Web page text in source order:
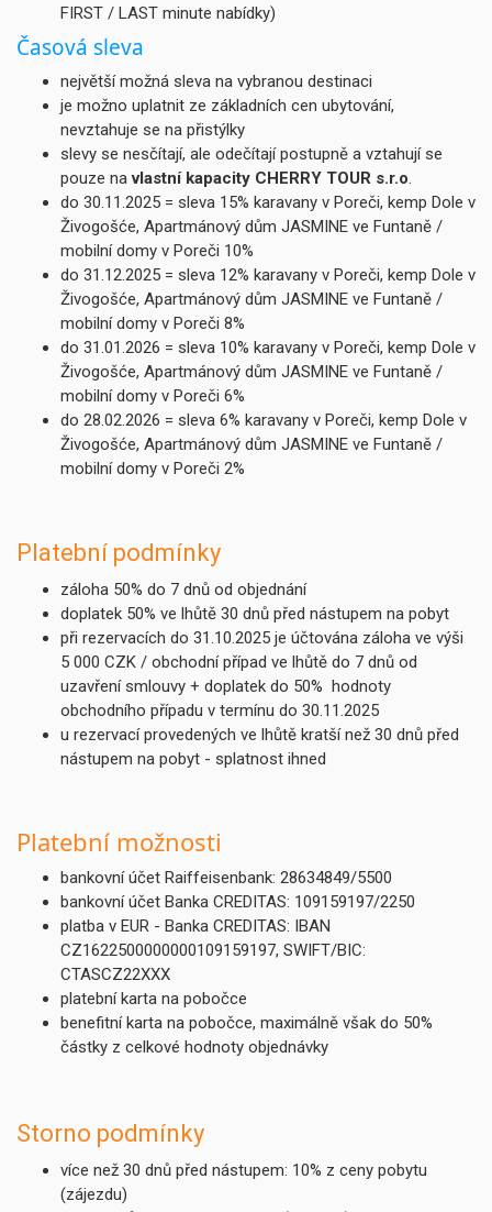
FIRST / LAST minute nabídky)
Časová sleva
největší možná sleva na vybranou destinaci
je možno uplatnit ze základních cen ubytování,
nevztahuje se na přistýlky
slevy se nesčítají, ale odečítají postupně a vztahují se
pouze navlastní kapacity CHERRY TOUR s.r.o.
do 30.11.2025 = sleva 15% karavany v Poreči, kemp Dole v
Živogošće, Apartmánový dům JASMINE ve Funtaně /
mobilní domy v Poreči 10%
do 31.12.2025 = sleva 12% karavany v Poreči, kemp Dole v
Živogošće, Apartmánový dům JASMINE ve Funtaně /
mobilní domy v Poreči 8%
do 31.01.2026 = sleva 10% karavany v Poreči, kemp Dole v
Živogošće, Apartmánový dům JASMINE ve Funtaně /
mobilní domy v Poreči 6%
do 28.02.2026 = sleva 6% karavany v Poreči, kemp Dole v
Živogošće, Apartmánový dům JASMINE ve Funtaně /
mobilní domy v Poreči 2%
Platební podmínky
záloha 50% do 7 dnů od objednání
doplatek 50% ve lhůtě 30 dnů před nástupem na pobyt
při rezervacích do 31.10.2025 je účtována záloha ve výši
5 000 CZK / obchodní případ ve lhůtě do 7 dnů od
uzavření smlouvy + doplatek do 50% hodnoty
obchodního případu v termínu do 30.11.2025
u rezervací provedených ve lhůtě kratší než 30 dnů před
nástupem na pobyt - splatnost ihned
Platební možnosti
bankovní účet Raiffeisenbank: 28634849/5500
bankovní účet Banka CREDITAS: 109159197/2250
platba v EUR - Banka CREDITAS: IBAN
CZ1622500000000109159197, SWIFT/BIC:
CTASCZ22XXX
platební karta na pobočce
benefitní karta na pobočce, maximálně však do 50%
částky z celkové hodnoty objednávky
Storno podmínky
více než 30 dnů před nástupem: 10% z ceny pobytu
(zájezdu)